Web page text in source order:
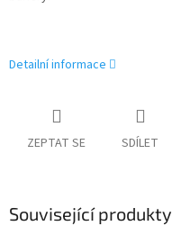
Detailní informace
ZEPTAT SE SDÍLET
Související produkty